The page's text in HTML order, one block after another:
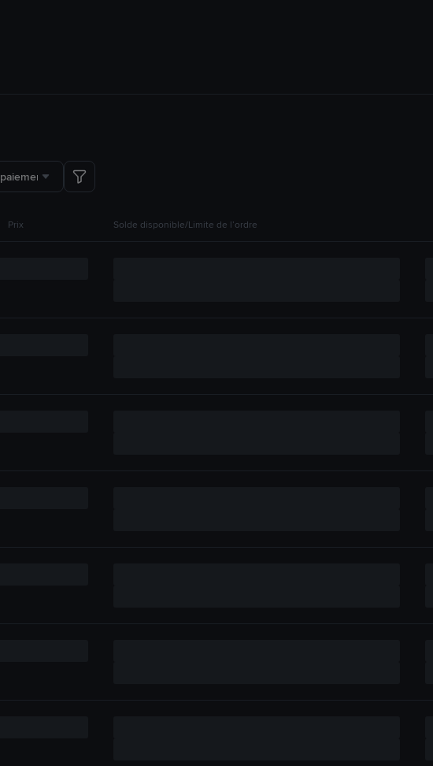
Prix Solde disponible/Limite de l’ordre